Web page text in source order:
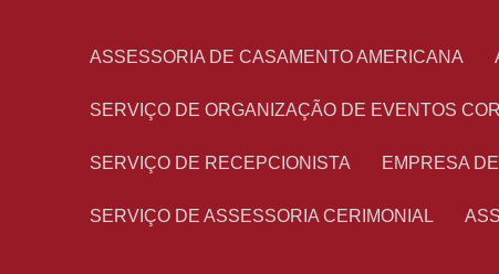
ASSESSORIA DE CASAMENTO AMERICANA
SERVIÇO DE ORGANIZAÇÃO DE EVENTOS
SERVIÇO DE RECEPCIONISTA EMPRESA
SERVIÇO DE ASSESSORIA CERIMONIAL